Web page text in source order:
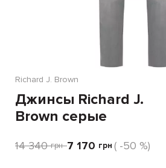
Richard J. Brown
Джинсы Richard J.
Brown серые
14 340 грн 7 170 грн ( -50 %)